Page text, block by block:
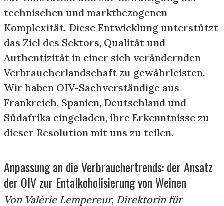
technischen und marktbezogenen
Komplexität. Diese Entwicklung unterstützt
das Ziel des Sektors, Qualität und
Authentizität in einer sich verändernden
Verbraucherlandschaft zu gewährleisten.
Wir haben OIV-Sachverständige aus
Frankreich, Spanien, Deutschland und
Südafrika eingeladen, ihre Erkenntnisse zu
dieser Resolution mit uns zu teilen.
Anpassung an die Verbrauchertrends: der Ansatz
der OIV zur Entalkoholisierung von Weinen
Von Valérie Lempereur, Direktorin für